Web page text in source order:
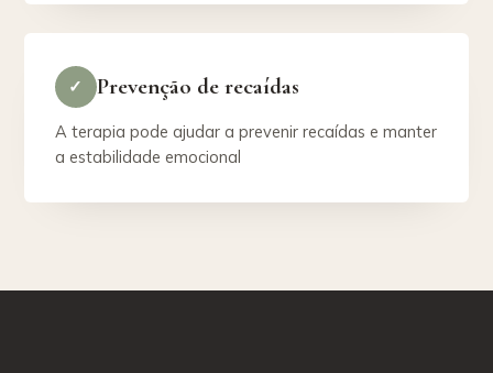
✓ Prevenção de recaídas
A terapia pode ajudar a prevenir recaídas e manter
a estabilidade emocional